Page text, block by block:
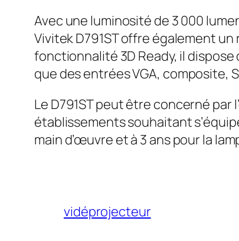
Avec une luminosité de 3 000
Vivitek D791ST offre également
fonctionnalité 3D Ready, il dispose
que des entrées VGA, composite,
Le D791ST peut être concerné
établissements souhaitant
main d’œuvre et à 3 ans pour la
vidéprojecteur